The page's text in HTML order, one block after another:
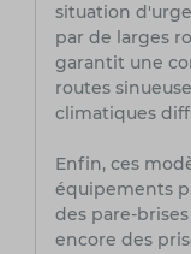
situation
par de larges
garantit une
routes
climatiques
Enfin, ces
équipements
des pare-
encore des